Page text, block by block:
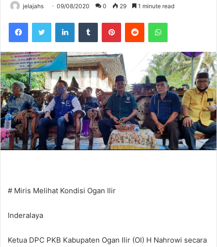
jelajahs 09/08/2020 0 29 1 minute read
# Miris Melihat Kondisi Ogan Ilir
Inderalaya
Ketua DPC PKB Kabupaten Ogan Ilir (OI) H Nahrowi secara